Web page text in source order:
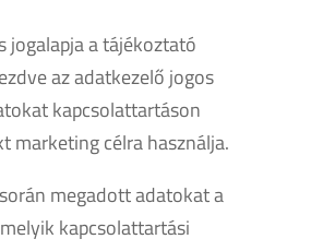
jogalapja a tájékoztató
az adatkezelő jogos
kapcsolattartáson
marketing célra használja.
megadott adatokat a
kapcsolattartási